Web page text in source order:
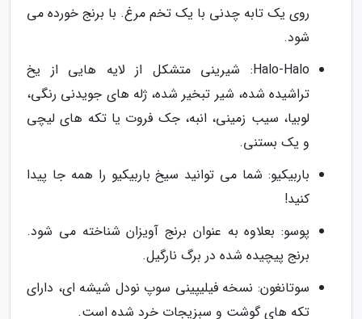
روی یک تابه چدنی با یک تخم مرغ. با برنج خورده می
شود.
Halo-Halo: شیرینی متشکل از لایه هایی از یخ
تراشیده شده، شیر تبخیر شده، ژله های جویدنی رنگی،
لوبیا، سیب زمینی، انبه، جک فروت یا تکه های لیچی
و یک بستنی.
باربیکیو: شما می توانید سیخ باربیکیو را همه جا پیدا
کنید!
پوسو: بعلاوه به عنوان برنج آویزان شناخته می شود.
برنج پیچیده شده در برگ نارگیل.
سوتانغون: نسخه فیلیپینی سوپ نودل شیشه ای، دارای
تکه های گوشت و سبزیجات خرد شده است.